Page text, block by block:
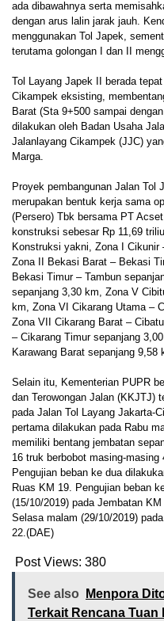
ada dibawahnya serta
dengan arus lalin jarak jauh.
menggunakan Tol Japek,
terutama golongan I dan II
Tol Layang Japek II berada
Cikampek eksisting,
Barat (Sta 9+500 sampai
dilakukan oleh Badan Usaha
Jalanlayang Cikampek (JJC)
Marga.
Proyek pembangunan Jalan Tol
merupakan bentuk kerja sama
(Persero) Tbk bersama PT
konstruksi sebesar Rp 11,69
Konstruksi yakni, Zona I
Zona II Bekasi Barat – Bekasi
Bekasi Timur – Tambun
sepanjang 3,30 km, Zona V
km, Zona VI Cikarang Utama –
Zona VII Cikarang Barat –
– Cikarang Timur sepanjang
Karawang Barat sepanjang 9,58
Selain itu, Kementerian PUPR
dan Terowongan Jalan (KKJTJ)
pada Jalan Tol Layang Jakarta-
pertama dilakukan pada Rabu
memiliki bentang jembatan
16 truk berbobot masing-
Pengujian beban ke dua
Ruas KM 19. Pengujian beban
(15/10/2019) pada Jembatan
Selasa malam (29/10/2019)
22.(DAE)
Post Views: 380
See also
Menpora
Terkait Rencana Tuan